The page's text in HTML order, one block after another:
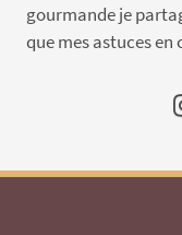
gourmande je
que mes astuces en